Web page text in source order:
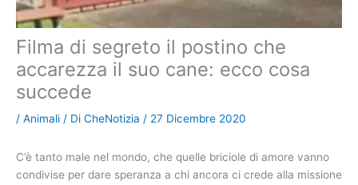
Filma di segreto il postino che
accarezza il suo cane: ecco cosa
succede
/ Animali / Di CheNotizia / 27 Dicembre 2020
C’è tanto male nel mondo, che quelle briciole di amore vanno
condivise per dare speranza a chi ancora ci crede alla missione